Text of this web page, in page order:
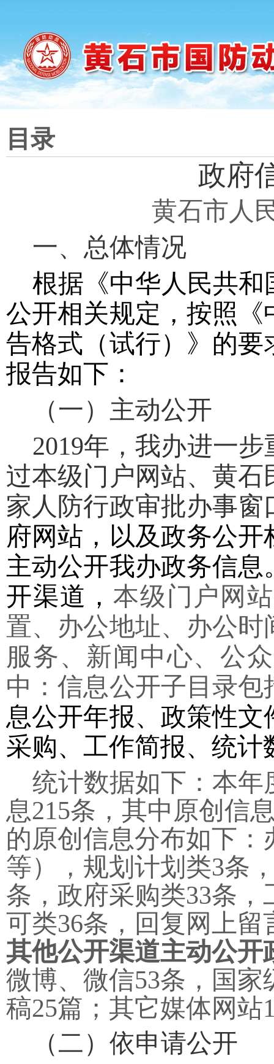
目录
政府
黄石市人
一、总体情况
根据《中华人民共
公开相关规定，按照
告格式（试行）》的要
报告如下：
（一）主动公开
2019年，我办进一步
过本级门户网站、黄
家人防行政审批办事
府网站，以及政务公
主动公开我办政务信
开渠道，本级门户网
置、办公地址、办公
服务、新闻中心、公
中：信息公开子目录包
息公开年报、政策性
采购、工作简报、统
统计数据如下： 本年
息215条，其中原创信
的原创信息分布如下
等），规划计划类3条
条，政府采购类33条
可类36条，回复网上
其他公开渠道主动公开
微博、微信53条，国
稿25篇；其它媒体网站
（二）依申请公开